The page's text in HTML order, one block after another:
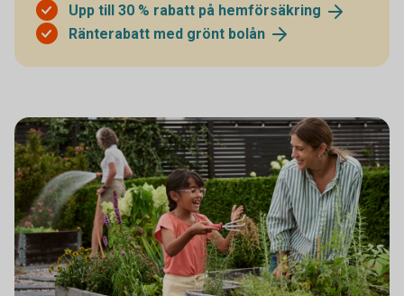
Upp till 30 % rabatt på hemförsäkring
Ränterabatt med grönt bolån